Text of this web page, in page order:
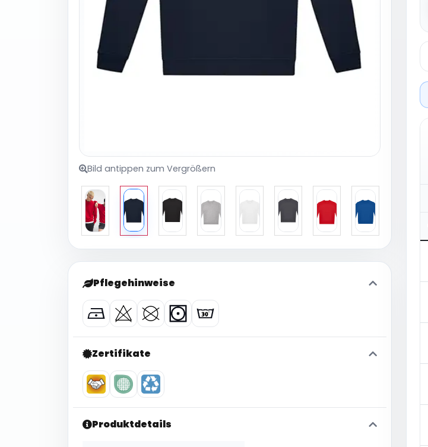
Bild antippen zum Vergrößern
Pflegehinweise
Zertifikate
Produktdetails